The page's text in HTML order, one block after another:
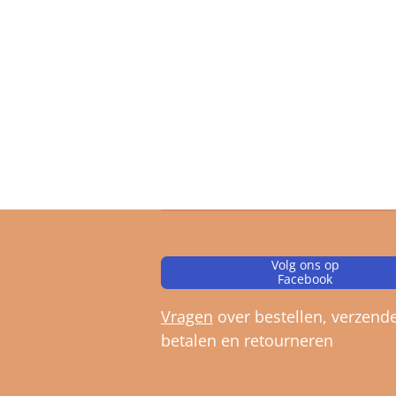
Volg ons op
Facebook
Vragen over bestellen, verz
betalen en retourneren